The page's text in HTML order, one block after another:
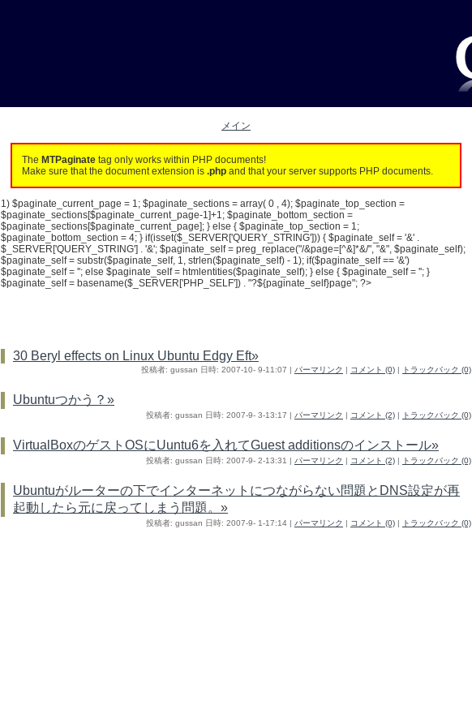
メイン
The MTPaginate tag only works within PHP documents!
Make sure that the document extension is .php and that your server supports PHP documents.
1) $paginate_current_page = 1; $paginate_sections = array( 0 , 4); $paginate_top_section =
$paginate_sections[$paginate_current_page-1]+1; $paginate_bottom_section =
$paginate_sections[$paginate_current_page]; } else { $paginate_top_section = 1;
$paginate_bottom_section = 4; } if(isset($_SERVER['QUERY_STRING'])) { $paginate_self = '&' .
$_SERVER['QUERY_STRING'] . '&'; $paginate_self = preg_replace("/&page=[^&]*&/", "&", $paginate_self);
$paginate_self = substr($paginate_self, 1, strlen($paginate_self) - 1); if($paginate_self == '&')
$paginate_self = ''; else $paginate_self = htmlentities($paginate_self); } else { $paginate_self = ''; }
$paginate_self = basename($_SERVER['PHP_SELF']) . "?${paginate_self}page"; ?>
30 Beryl effects on Linux Ubuntu Edgy Eft»
投稿者: gussan 日時: 2007-10- 9-11:07 | パーマリンク | コメント (0) | トラックバック (0)
Ubuntuつかう？»
投稿者: gussan 日時: 2007-9- 3-13:17 | パーマリンク | コメント (2) | トラックバック (0)
VirtualBoxのゲストOSにUuntu6を入れてGuest additionsのインストール»
投稿者: gussan 日時: 2007-9- 2-13:31 | パーマリンク | コメント (2) | トラックバック (0)
Ubuntuがルーターの下でインターネットにつながらない問題とDNS設定が再
起動したら元に戻ってしまう問題。»
投稿者: gussan 日時: 2007-9- 1-17:14 | パーマリンク | コメント (0) | トラックバック (0)